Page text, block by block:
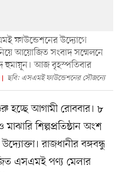
ফাউন্ডেশনের উদ্যোগে
আয়োজিত সংবাদ সম্মেলনে
হুমায়ূন। আজ বৃহস্পতিবার
ছবি: এসএমই ফাউন্ডেশনের সৌজন্যে
হচ্ছে আগামী রোববার। ৮
শিল্পপ্রতিষ্ঠান অংশ
রাজধানীর বঙ্গবন্ধু
এসএমই পণ্য মেলার